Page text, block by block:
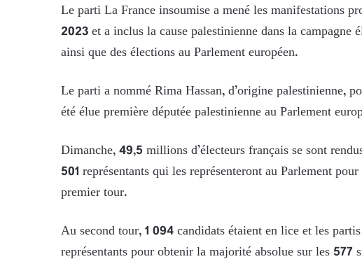
Le parti La France insoumise a mené les manifestations
2023 et a inclus la cause palestinienne dans la campagne
ainsi que des élections au Parlement européen.
Le parti a nommé Rima Hassan, d’origine palestinienne,
été élue première députée palestinienne au Parlement
Dimanche, 49,5 millions d’électeurs français se sont
501 représentants qui les représenteront au Parlement
premier tour.
Au second tour, 1 094 candidats étaient en lice et les
représentants pour obtenir la majorité absolue sur les 577